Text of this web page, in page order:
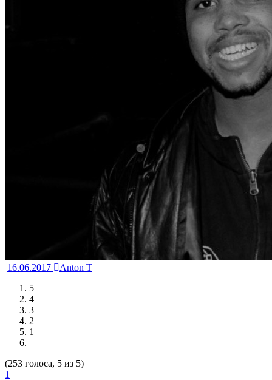
16.06.2017
Anton T
5
4
3
2
1
(253 голоса, 5 из 5)
1